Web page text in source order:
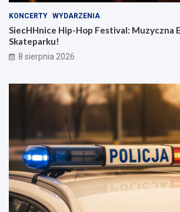
KONCERTY WYDARZENIA
SiecHHnice Hip-Hop Festival: Muzyczna
Skateparku!
8 sierpnia 2026